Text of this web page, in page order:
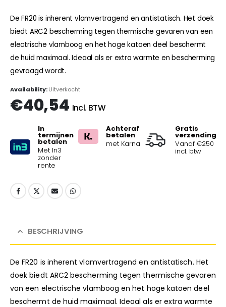
De FR20 is inherent vlamvertragend en antistatisch. Het doek
biedt ARC2 bescherming tegen thermische gevaren van een
electrische vlamboog en het hoge katoen deel beschermt
de huid maximaal. Ideaal als er extra warmte en bescherming
gevraagd wordt.
Availability:Uitverkocht
€40,54 Incl. BTW
In
termijnen
betalen
Met In3
zonder
rente
Achteraf
betalen
met Karna
Gratis
verzending
Vanaf €250
incl. btw
BESCHRIJVING
De FR20 is inherent vlamvertragend en antistatisch. Het
doek biedt ARC2 bescherming tegen thermische gevaren
van een electrische vlamboog en het hoge katoen deel
beschermt de huid maximaal. Ideaal als er extra warmte